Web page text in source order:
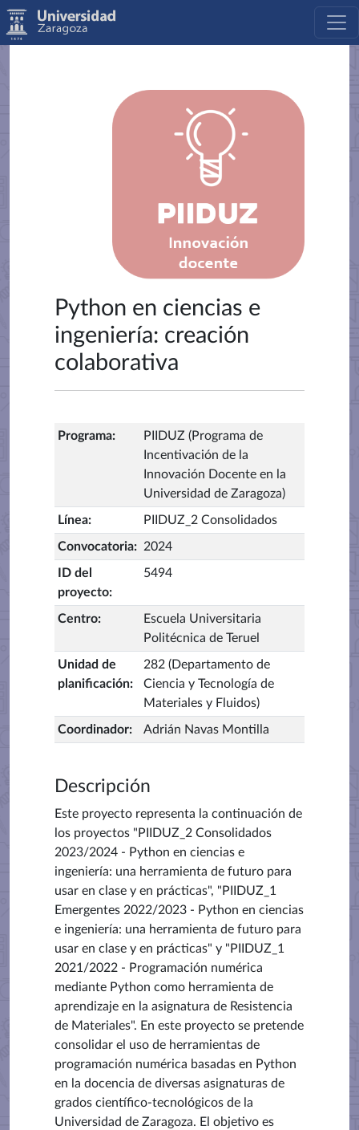
Python en ciencias e
ingeniería: creación
colaborativa
Programa:
PIIDUZ (Programa de
Incentivación de la
Innovación Docente en la
Universidad de Zaragoza)
Línea: PIIDUZ_2 Consolidados
Convocatoria: 2024
ID del
proyecto:
5494
Centro:
Escuela Universitaria
Politécnica de Teruel
Unidad de
planificación:
282 (Departamento de
Ciencia y Tecnología de
Materiales y Fluidos)
Coordinador: Adrián Navas Montilla
Descripción
Este proyecto representa la continuación de
los proyectos "PIIDUZ_2 Consolidados
2023/2024 - Python en ciencias e
ingeniería: una herramienta de futuro para
usar en clase y en prácticas", "PIIDUZ_1
Emergentes 2022/2023 - Python en ciencias
e ingeniería: una herramienta de futuro para
usar en clase y en prácticas" y "PIIDUZ_1
2021/2022 - Programación numérica
mediante Python como herramienta de
aprendizaje en la asignatura de Resistencia
de Materiales". En este proyecto se pretende
consolidar el uso de herramientas de
programación numérica basadas en Python
en la docencia de diversas asignaturas de
grados científico-tecnológicos de la
Universidad de Zaragoza. El objetivo es